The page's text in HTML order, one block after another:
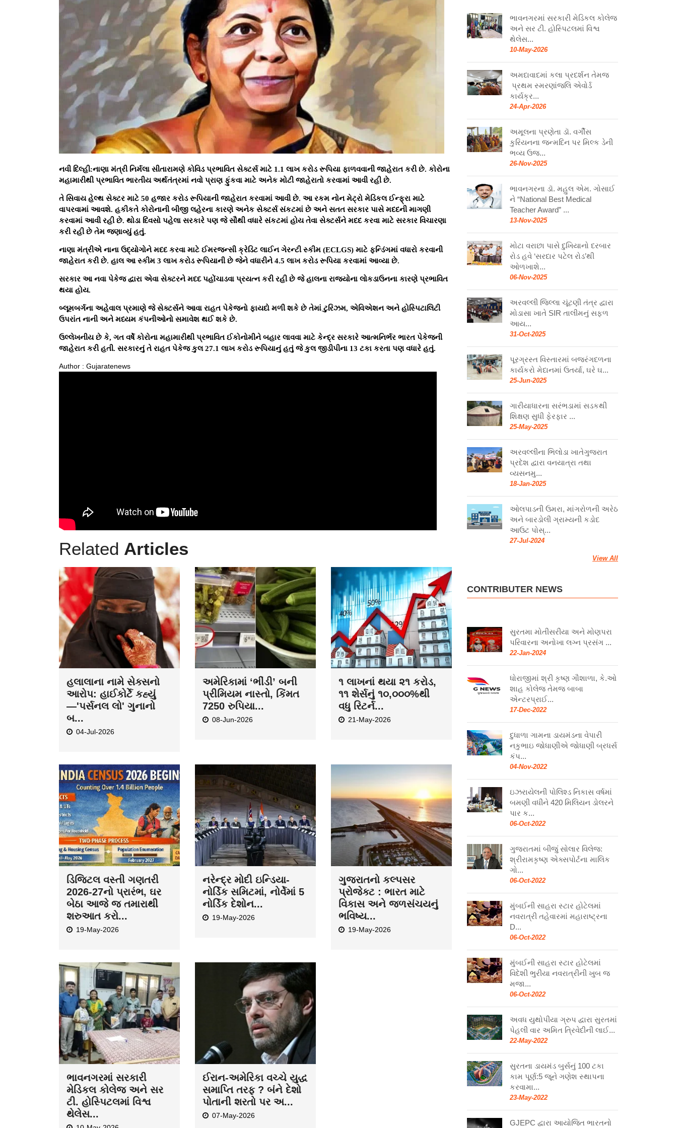
નવી દિલ્હી:નાણા મંત્રી નિર્મલા સીતારામણે કોવિડ પ્રભાવિત સેક્ટર્સ માટે 1.1 લાખ કરોડ રૂપિયા ફાળવવાની જાહેરાત કરી છે. કોરોના
મહામારીથી પ્રભાવિત ભારતીય અર્થતંત્રમાં નવો પ્રાણ ફુંકવા માટે અનેક મોટી જાહેરાતો કરવામાં આવી રહી છે.
તે સિવાય હેલ્થ સેક્ટર માટે 50 હજાર કરોડ રૂપિયાની જાહેરાત કરવામાં આવી છે. આ રકમ નોન મેટ્રો મેડિકલ ઈન્ફ્રા માટે
વાપરવામાં આવશે. હકીકતે કોરોનાની બીજી લહેરના કારણે અનેક સેક્ટર્સ સંકટમાં છે અને સતત સરકાર પાસે મદદની માગણી
કરવામાં આવી રહી છે. થોડા દિવસો પહેલા સરકારે પણ જે સૌથી વધારે સંકટમાં હોય તેવા સેક્ટર્સને મદદ કરવા માટે સરકાર વિચારણા
કરી રહી છે તેમ જણાવ્યું હતું.
નાણા મંત્રીએ નાના ઉદ્યોગોને મદદ કરવા માટે ઈમરજન્સી ક્રેડિટ લાઈન ગેરન્ટી સ્કીમ (ECLGS) માટે ફન્ડિંગમાં વધારો કરવાની
જાહેરાત કરી છે. હાલ આ સ્કીમ 3 લાખ કરોડ રૂપિયાની છે જેને વધારીને 4.5 લાખ કરોડ રૂપિયા કરવામાં આવ્યા છે.
સરકાર આ નવા પેકેજ દ્વારા એવા સેક્ટરને મદદ પહોંચાડવા પ્રયત્ન કરી રહી છે જે હાલના રાજ્યોના લોકડાઉનના કારણે પ્રભાવિત
થયા હોય.
બ્લૂમબર્ગના અહેવાલ પ્રમાણે જે સેક્ટર્સને આવા રાહત પેકેજનો ફાયદો મળી શકે છે તેમાં ટુરિઝમ, એવિએશન અને હોસ્પિટાલિટી
ઉપરાંત નાની અને મધ્યમ કંપનીઓનો સમાવેશ થઈ શકે છે.
ઉલ્લેખનીય છે કે, ગત વર્ષે કોરોના મહામારીથી પ્રભાવિત ઈકોનોમીને બહાર લાવવા માટે કેન્દ્ર સરકારે આત્મનિર્ભર ભારત પેકેજની
જાહેરાત કરી હતી. સરકારનું તે રાહત પેકેજ કુલ 27.1 લાખ કરોડ રૂપિયાનું હતું જે કુલ જીડીપીના 13 ટકા કરતા પણ વધારે હતું.
Author : Gujaratenews
Related Articles
હલાલાના નામે સેક્સનો
આરોપ: હાઈકોર્ટે કહ્યું
—'પર્સનલ લો' ગુનાનો
બ...
04-Jul-2026
અમેરિકામાં ‘ભીંડી’ બની
પ્રીમિયમ નાસ્તો, કિંમત
7250 રુપિયા...
08-Jun-2026
૧ લાખનાં થયા ૨૧ કરોડ,
૧૧ શેર્સનું ૧૦,૦૦૦%થી
વધુ રિટર્ન...
21-May-2026
ડિજિટલ વસ્તી ગણતરી
2026-27નો પ્રારંભ, ઘર
બેઠા આજે જ તમારાથી
શરુઆત કરો...
19-May-2026
નરેન્દ્ર મોદી ઇન્ડિયા-
નોર્ડિક સમિટમાં, નોર્વેમાં 5
નોર્ડિક દેશોન...
19-May-2026
ગુજરાતનો કલ્પસર
પ્રોજેક્ટ : ભારત માટે
વિકાસ અને જળસંચયનું
ભવિષ્ય...
19-May-2026
ભાવનગરમાં સરકારી
મેડિકલ કોલેજ અને સર
ટી. હોસ્પિટલમાં વિશ્વ
થેલેસ...
ઈરાન-અમેરિકા વચ્ચે યુદ્ધ
સમાપ્તિ તરફ ? બંને દેશો
પોતાની શરતો પર અ...
07-May-2026
ભાવનગરમાં સરકારી મેડિકલ કોલેજ
અને સર ટી. હોસ્પિટલમાં વિશ્વ
થેલેસ...
10-May-2026
અમદાવાદમાં કલા પ્રદર્શન તેમજ
પ્રથમ સ્મરણાંજલિ એવોર્ડ
કાર્યક્ર...
24-Apr-2026
અમૂલના પ્રણેતા ડૉ. વર્ગીસ
કુરિયનના જન્મદિન પર મિલ્ક ડેની
ભવ્ય ઉજ...
26-Nov-2025
ભાવનગરના ડૉ. મહુલ એમ. ગોસાઈ
ને “National Best Medical
Teacher Award” ...
13-Nov-2025
મોટા વરાછા પાસે દુખિયાનો દરબાર
રોડ હવે ‘સરદાર પટેલ રોડ’થી
ઓળખાશે...
06-Nov-2025
અરવલ્લી જિલ્લા ચૂંટણી તંત્ર દ્વારા
મોડાસા ખાતે SIR તાલીમનું સફળ
આય...
31-Oct-2025
પૂરગ્રસ્ત વિસ્તારમાં બજરંગદળના
કાર્યકરો મેદાનમાં ઉતર્યા, ઘરે ઘ...
25-Jun-2025
ગારીયાધારના સરંભડામાં સડકથી
શિક્ષણ સુધી ફેરફાર ...
25-May-2025
અરવલ્લીના ભિલોડા ખાતેગુજરાત
પ્રદેશ દ્વારા વનયાત્રા તથા
વ્યસનમુ...
18-Jan-2025
ઓલપાડની ઉમરા, માંગરોળની અરેઠ
અને બારડોલી ગ્રામ્યની કડોદ
આઉટ પોસ્...
27-Jul-2024
View All
CONTRIBUTER NEWS
સુરતમા મોતીસરીયા અને મોણપરા
પરિવારના અનોખા લગ્ન પ્રસંગ ...
22-Jan-2024
ધોરાજીમાં શ્રી કૃષ્ણ ગૌશાળા, કે.ઓ
શાહ કોલેજ તેમજ બાબા
એન્ટરપ્રાઈ...
17-Dec-2022
દુધાળા ગામના ડાયમંડના વેપારી
નકુભાઇ જોધાણીએ જોધાણી બ્રધર્સ
કંપ...
04-Nov-2022
ઇઝરાયેલની પોલિશ્ડ નિકાસ વર્ષમાં
બમણી વધીને 420 મિલિયન ડોલરને
પાર ક...
06-Oct-2022
ગુજરાતમાં બીજું સોલાર વિલેજ:
શ્રીરામકૃષ્ણ એક્સપોર્ટના માલિક
ગો...
06-Oct-2022
મુંબઈની સાહરા સ્ટાર હોટેલમાં
નવરાત્રી તહેવારમાં મહારાષ્ટ્રના
D...
06-Oct-2022
મુંબઈની સાહરા સ્ટાર હોટેલમાં
વિદેશી ભુરીયા નવરાત્રીની ખુબ જ
મજા...
06-Oct-2022
અવધ યુથોપીયા ગ્રુપ દ્વારા સુરતમાં
પેહલી વાર અમિત ત્રિવેદીની લાઈ...
22-May-2022
સુરતના ડાયમંડ બુર્સનું 100 ટકા
કામ પૂર્ણ:5 જૂને ગણેશ સ્થાપના
કરવામા...
23-May-2022
GJEPC દ્વારા આયોજિત ભારતનો